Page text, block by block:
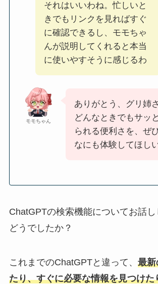
それはいいわね。忙しいと
きでもリンクを見ればすぐ
に確認できるし、モモちゃ
んが説明してくれると本当
に使いやすそうに感じるわ
モモちゃん
ありがとう、グリ姉
どんなときでもサッ
られる便利さを、ぜ
なにも体験してほし
ChatGPTの検索機能についてお話し
どうでしたか？
これまでのChatGPTと違って、 最新
たり、すぐに必要な情報を見つけた